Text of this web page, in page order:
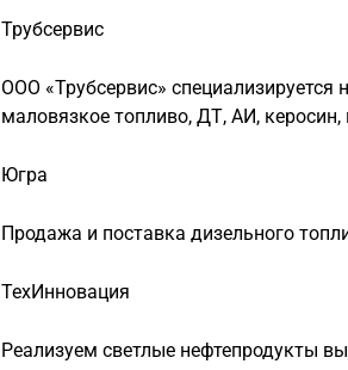
Трубсервис
ООО «Трубсервис» специализируется
маловязкое топливо, ДТ, АИ,
Югра
Продажа и поставка дизельного
ТехИнновация
Реализуем светлые нефтепродукты